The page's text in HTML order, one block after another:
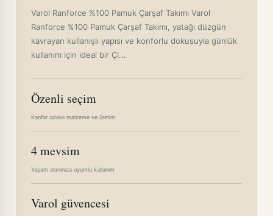
ANTRASİT-100X200CM
KREM-180X200CM · +278,20TL
KREM-200X200CM · +364,00TL
LİLA-100X200CM
LİLA-160X200CM · +192,40TL
LİLA-180X200CM · +278,20TL
PEMBE-100X200CM
Varol Ranforce %100 Pamuk Çarşaf Takımı Varol
Ranforce %100 Pamuk Çarşaf Takımı, yatağı düzgün
kavrayan kullanışlı yapısı ve konforlu dokusuyla günlük
kullanım için ideal bir Çi...
Özenli seçim
Konfor odaklı malzeme ve üretim
4 mevsim
Yaşam alanınıza uyumlu kullanım
Varol güvencesi